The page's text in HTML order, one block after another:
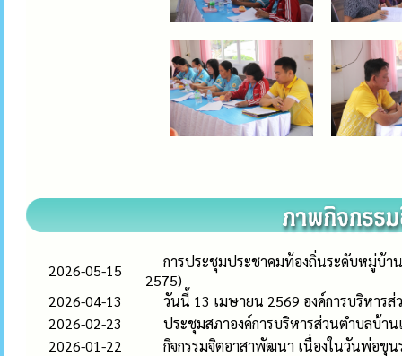
2026-05-15
การประชุมประชาคมท้องถิ่นระดับหมู่บ้
2575)
2026-04-13
วันนี้ 13 เมษายน 2569 องค์การบริหาร
2026-02-23
ประชุมสภาองค์การบริหารส่วนตำบลบ้าน
2026-01-22
กิจกรรมจิตอาสาพัฒนา เนื่องในวันพ่อขุ